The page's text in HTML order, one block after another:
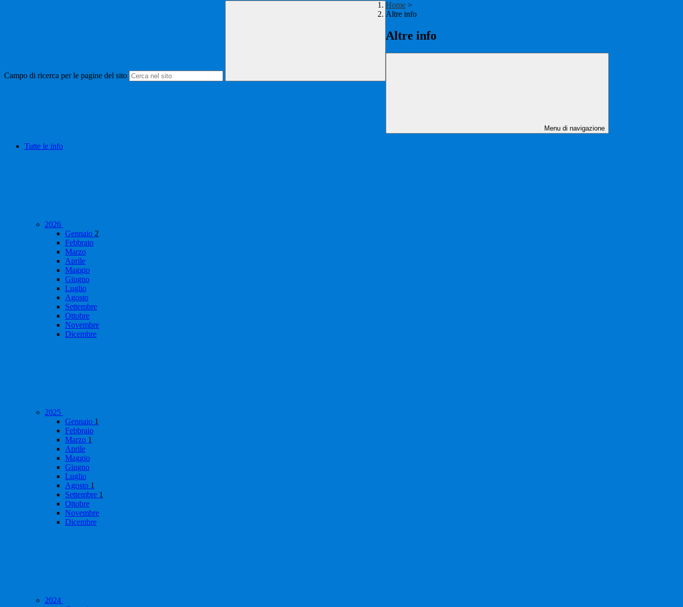
Campo di ricerca per le pagine del sito
Home >
Altre info
Altre info
Menu di navigazione
Tutte le info
2026
Gennaio 2
Febbraio
Marzo
Aprile
Maggio
Giugno
Luglio
Agosto
Settembre
Ottobre
Novembre
Dicembre
2025
Gennaio 1
Febbraio
Marzo 1
Aprile
Maggio
Giugno
Luglio
Agosto 1
Settembre 1
Ottobre
Novembre
Dicembre
2024